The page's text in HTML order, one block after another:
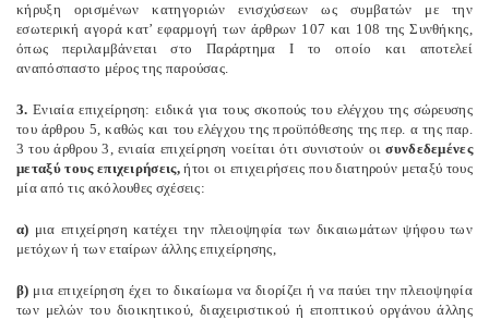
κήρυξη ορισμένων κατηγοριών ενισχύσεων ως συμβατών με την
εσωτερική αγορά κατ’ εφαρμογή των άρθρων 107 και 108 της Συνθήκης,
όπως περιλαμβάνεται στο Παράρτημα Ι το οποίο και αποτελεί
αναπόσπαστο μέρος της παρούσας.
3. Ενιαία επιχείρηση: ειδικά για τους σκοπούς του ελέγχου της σώρευσης
του άρθρου 5, καθώς και του ελέγχου της προϋπόθεσης της περ. α της παρ.
3 του άρθρου 3, ενιαία επιχείρηση νοείται ότι συνιστούν οισυνδεδεμένες
μεταξύ τους επιχειρήσεις,ήτοι οι επιχειρήσεις που διατηρούν μεταξύ τους
μία από τις ακόλουθες σχέσεις:
α) μια επιχείρηση κατέχει την πλειοψηφία των δικαιωμάτων ψήφου των
μετόχων ή των εταίρων άλλης επιχείρησης,
β) μια επιχείρηση έχει το δικαίωμα να διορίζει ή να παύει την πλειοψηφία
των μελών του διοικητικού, διαχειριστικού ή εποπτικού οργάνου άλλης